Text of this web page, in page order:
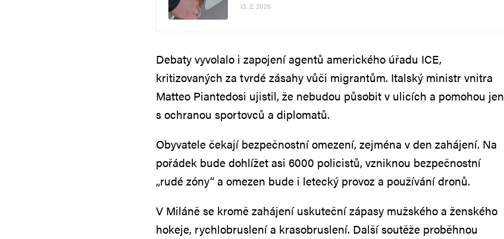
13. 2. 2026
Debaty vyvolalo i zapojení agentů amerického úřadu ICE,
kritizovaných za tvrdé zásahy vůči migrantům. Italský ministr vnitra
Matteo Piantedosi ujistil, že nebudou působit v ulicích a pomohou jen
s ochranou sportovců a diplomatů.
Obyvatele čekají bezpečnostní omezení, zejména v den zahájení. Na
pořádek bude dohlížet asi 6000 policistů, vzniknou bezpečnostní
„rudé zóny“ a omezen bude i letecký provoz a používání dronů.
V Miláně se kromě zahájení uskuteční zápasy mužského a ženského
hokeje, rychlobruslení a krasobruslení. Další soutěže proběhnou